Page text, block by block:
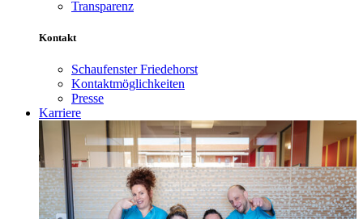
Transparenz
Kontakt
Schaufenster Friedehorst
Kontaktmöglichkeiten
Presse
Karriere